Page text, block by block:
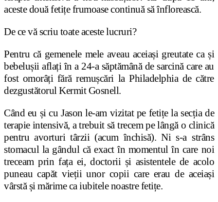
aceste două fetițe frumoase continuă să înflorească.
De ce vă scriu toate aceste lucruri?
Pentru că gemenele mele aveau aceiași greutate ca și
bebelușii aflați în a 24-a săptămână de sarcină care au
fost omorâți fără remușcări la Philadelphia de către
dezgustătorul Kermit Gosnell.
Când eu și cu Jason le-am vizitat pe fetițe la secția de
terapie intensivă, a trebuit să trecem pe lângă o clinică
pentru avorturi târzii (acum închisă). Ni s-a strâns
stomacul la gândul că exact în momentul în care noi
treceam prin fața ei, doctorii și asistentele de acolo
puneau capăt vieții unor copii care erau de aceiași
vârstă și mărime ca iubitele noastre fetițe.